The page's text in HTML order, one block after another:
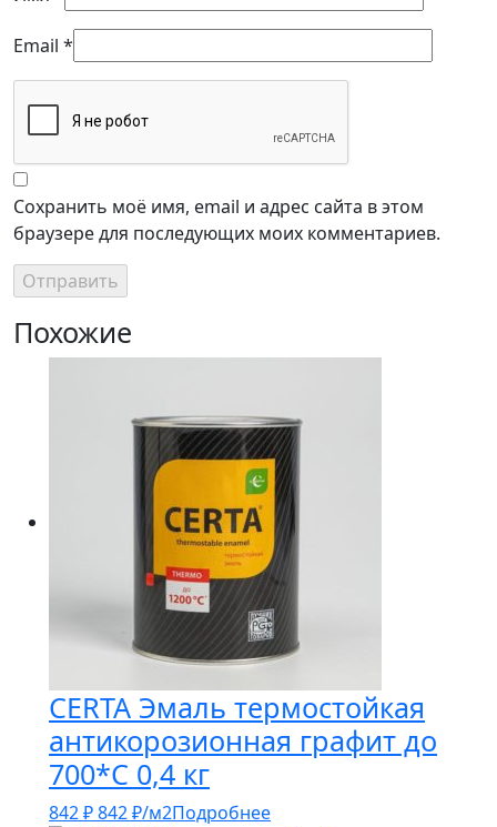
Email *
Сохранить моё имя, email и адрес сайта в этом
браузере для последующих моих комментариев.
Похожие
CERTA Эмаль термостойкая
антикорозионная графит до
700*С 0,4 кг
842₽842₽/м2Подробнее